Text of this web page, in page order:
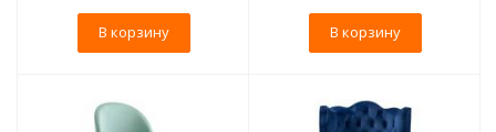
В корзину В корзину